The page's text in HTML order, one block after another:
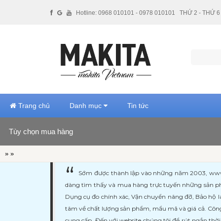
Trang chủ Danh mục Tin tức
Tùy chọn mua hàng
» »
Sớm được thành lập vào những năm 2003,
dàng tìm thấy và mua hàng trực tuyến những sản
Dụng cụ đo chính xác, Vận chuyển nâng đỡ, Bảo
tâm về chất lượng sản phẩm, mẩu mã và giá cả.
Hotline: 0968 010101 - 0978 010101 THỨ 2 - THỨ